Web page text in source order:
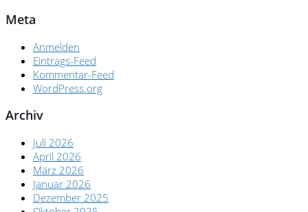
Meta
Anmelden
Eintrags-Feed
Kommentar-Feed
WordPress.org
Archiv
Juli 2026
April 2026
März 2026
Januar 2026
Dezember 2025